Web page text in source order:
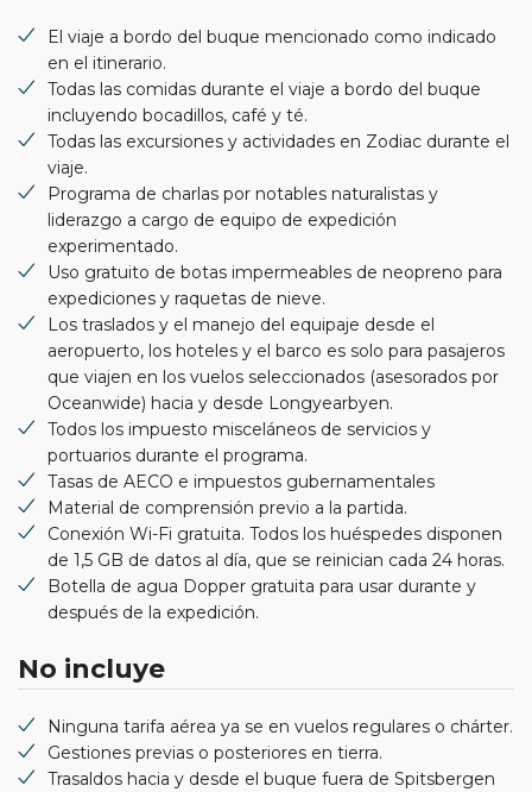
El viaje a bordo del buque mencionado como indicado
en el itinerario.
Todas las comidas durante el viaje a bordo del buque
incluyendo bocadillos, café y té.
Todas las excursiones y actividades en Zodiac durante el
viaje.
Programa de charlas por notables naturalistas y
liderazgo a cargo de equipo de expedición
experimentado.
Uso gratuito de botas impermeables de neopreno para
expediciones y raquetas de nieve.
Los traslados y el manejo del equipaje desde el
aeropuerto, los hoteles y el barco es solo para pasajeros
que viajen en los vuelos seleccionados (asesorados por
Oceanwide) hacia y desde Longyearbyen.
Todos los impuesto misceláneos de servicios y
portuarios durante el programa.
Tasas de AECO e impuestos gubernamentales
Material de comprensión previo a la partida.
Conexión Wi-Fi gratuita. Todos los huéspedes disponen
de 1,5 GB de datos al día, que se reinician cada 24 horas.
Botella de agua Dopper gratuita para usar durante y
después de la expedición.
No incluye
Ninguna tarifa aérea ya se en vuelos regulares o chárter.
Gestiones previas o posteriores en tierra.
Trasaldos hacia y desde el buque fuera de Spitsbergen